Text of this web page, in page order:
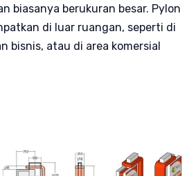
biasanya berukuran besar. Pylon
di luar ruangan, seperti di
bisnis, atau di area komersial